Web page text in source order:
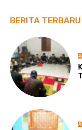
BERITA TERBARU